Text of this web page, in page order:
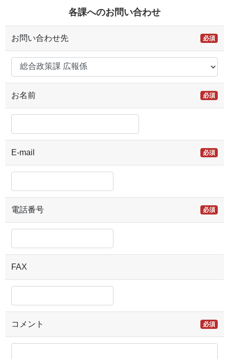
各課へのお問い合わせ
お問い合わせ先 必須
お名前 必須
E-mail 必須
電話番号 必須
FAX
コメント 必須